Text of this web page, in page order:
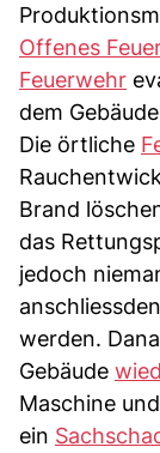
Offenes
Feuerwehr
dem
Die örtliche
Brand
das
jedoch
werden.
Gebäude
Maschine
ein